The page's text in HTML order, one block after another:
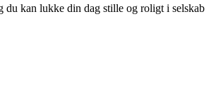
du kan lukke din dag stille og roligt i selskab